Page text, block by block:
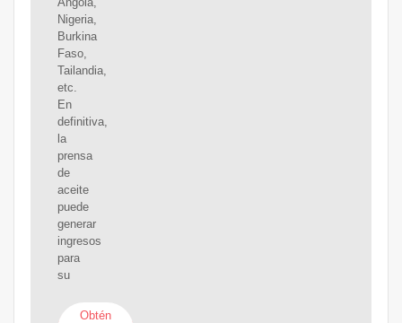
Nigeria,
Burkina
Faso,
Tailandia,
etc.
En
definitiva,
la
prensa
de
aceite
puede
generar
ingresos
para
su
Obtén